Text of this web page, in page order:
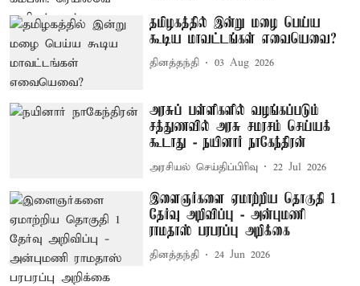
தமிழகத்தில் இன்று மழை பெய்ய
கூடிய மாவட்டங்கள் எவையெவை?
தினத்தந்தி 03 Aug 2026
அரசுப் பள்ளிகளில் வழங்கப்படும்
சத்துணவில் அரசு சமரசம் செய்யக்
கூடாது - நயினார் நாகேந்திரன்
அரசியல் செய்திப்பிரிவு 22 Jul 2026
இளைஞர்களை ஏமாற்றிய தொகுதி 1
தேர்வு அறிவிப்பு - அன்புமணி
ராமதாஸ் பரபரப்பு அறிக்கை
தினத்தந்தி 24 Jun 2026